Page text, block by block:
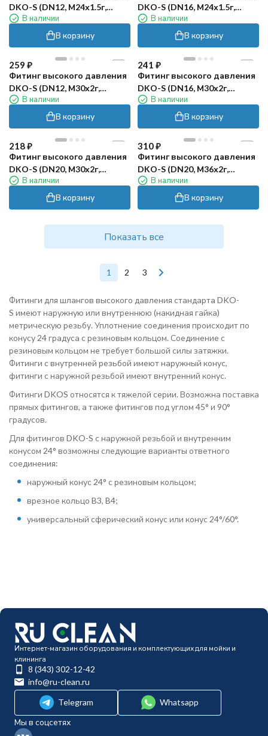
DKO-S (DN12, М24х1.5г,
оцинк) Robin
В наличии
В корзину
DKO-S (DN16, М24х1.5г,
оцинк) Robin
В наличии
В корзину
259 ₽
Фитинг высокого давления
DKO-S (DN12, М30х2г,
оцинк) Robin
В наличии
В корзину
241 ₽
Фитинг высокого давления
DKO-S (DN16, М30х2г,
оцинк) Robin
В наличии
В корзину
218₽
Фитинг высокого давления
DKO-S (DN20, М30х2г,
оцинк) Robin
В наличии
В корзину
310₽
Фитинг высокого давления
DKO-S (DN20, М36х2г,
оцинк) Robin
В наличии
В корзину
Показать все
1 2 3
Фитинги для шлангов высокого давления стандарта DKO-
S имеют наружную или внутреннюю (накидная гайка)
метрическую резьбу. Уплотнение соединения происходит по
конусу 24 градуса с резиновым кольцом. Соединение с
резиновым кольцом не требует большой силы затяжки.
Фитинги с внутренней резьбой имеют наружный конус,
фитинги с наружной резьбой имеют внутренний конус.
Фитинги DKOS относятся к тяжелой серии. Возможна поставка
прямых фитингов, а также фитингов под углом 45° и 90°
градусов.
Для фитингов DKO-S с наружной резьбой и внутренним
конусом 24° возможны следующие варианты ответного
соединения:
наружный конус 24° с резиновым кольцом;
врезное кольцо B3, B4;
универсальный сферический конус или конус 24°/60°.
Интернет-магазин оборудования и комплектующих для мойки и
клининга
8 (343) 302-12-42
info@ru-clean.ru
Telegram
Whatsapp
Мы в соцсетях